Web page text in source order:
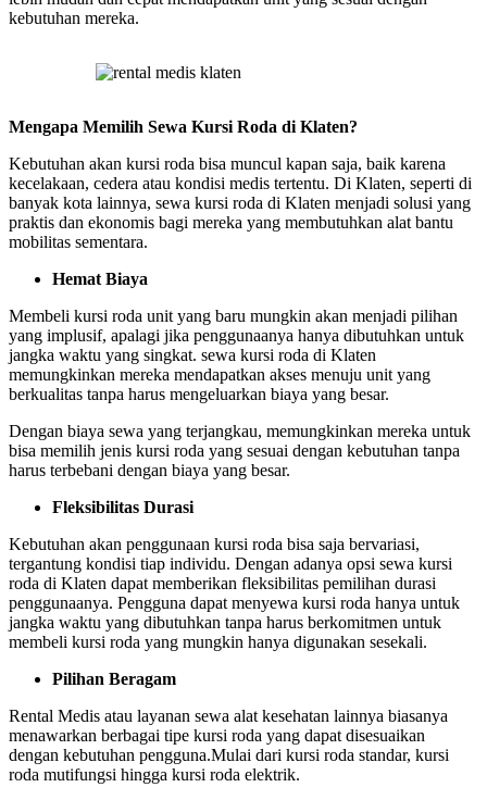
kebutuhan mereka.
Mengapa Memilih Sewa Kursi Roda di Klaten?
Kebutuhan akan kursi roda bisa muncul kapan saja, baik karena
kecelakaan, cedera atau kondisi medis tertentu. Di Klaten, seperti di
banyak kota lainnya, sewa kursi roda di Klaten menjadi solusi yang
praktis dan ekonomis bagi mereka yang membutuhkan alat bantu
mobilitas sementara.
Hemat Biaya
Membeli kursi roda unit yang baru mungkin akan menjadi pilihan
yang implusif, apalagi jika penggunaanya hanya dibutuhkan untuk
jangka waktu yang singkat. sewa kursi roda di Klaten
memungkinkan mereka mendapatkan akses menuju unit yang
berkualitas tanpa harus mengeluarkan biaya yang besar.
Dengan biaya sewa yang terjangkau, memungkinkan mereka untuk
bisa memilih jenis kursi roda yang sesuai dengan kebutuhan tanpa
harus terbebani dengan biaya yang besar.
Fleksibilitas Durasi
Kebutuhan akan penggunaan kursi roda bisa saja bervariasi,
tergantung kondisi tiap individu. Dengan adanya opsi sewa kursi
roda di Klaten dapat memberikan fleksibilitas pemilihan durasi
penggunaanya. Pengguna dapat menyewa kursi roda hanya untuk
jangka waktu yang dibutuhkan tanpa harus berkomitmen untuk
membeli kursi roda yang mungkin hanya digunakan sesekali.
Pilihan Beragam
Rental Medis atau layanan sewa alat kesehatan lainnya biasanya
menawarkan berbagai tipe kursi roda yang dapat disesuaikan
dengan kebutuhan pengguna.Mulai dari kursi roda standar, kursi
roda mutifungsi hingga kursi roda elektrik.